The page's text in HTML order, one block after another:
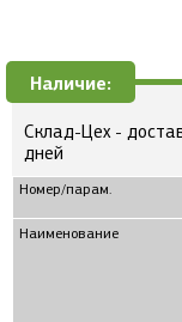
Наличие:
Склад-Цех -
дней
Номер/парам.
Наименование